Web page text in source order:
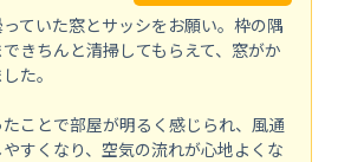
ていた窓とサッシをお願い。枠の隅
きちんと清掃してもらえて、窓がか
た。
ことで部屋が明るく感じられ、風通
すくなり、空気の流れが心地よくな